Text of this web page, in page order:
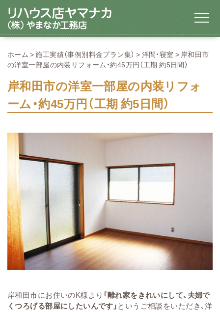
ホーム 施工実績（事例別料金プラン集） 洋間・寝室
岸和田市
の洋室一部屋の内装リフォーム・約45万円（工期 約5日間）
岸和田市の洋室一部屋の内装リフォ
ーム・約45万円（工期 約5日間）
岸和田市にお住いのK様より 「離れ家をきれいにして、夫婦で
くつろげる部屋にしたいんです」というご相談をいただき、洋